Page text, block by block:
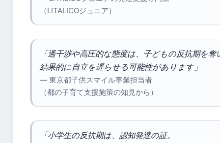
（LITALICOジュニア）
「過干渉や高圧的な態度は、子どもの反抗期を奪
結果的に自立を遅らせる可能性があります」
— 東京都子供スマイル事業担当者
（都の子育て支援施策の知見から）
「小学生の反抗期は、認知発達の証。